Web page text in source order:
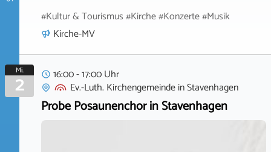
#Kultur & Tourismus #Kirche #Konzerte #Musik
Kirche-MV
Mi.
2
16:00 - 17:00 Uhr
Ev.-Luth. KirchengemeindeinStavenhagen
Probe Posaunenchor in Stavenhagen